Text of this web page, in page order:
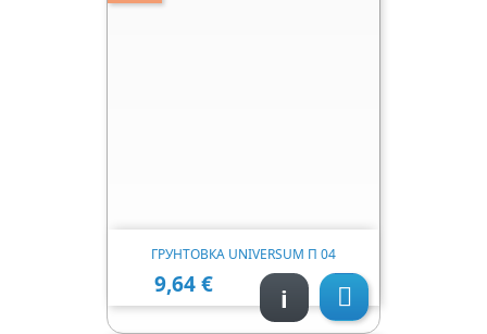
ГРУНТОВКА UNIVERSUM П 04
Ціна
9,64 € 
i